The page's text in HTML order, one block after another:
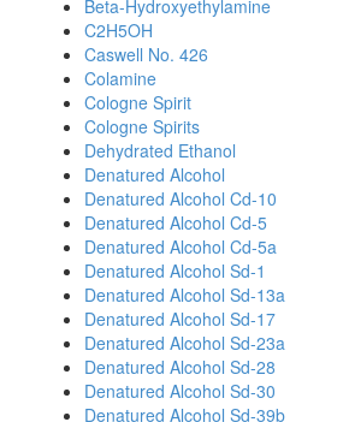
Beta-Hydroxyethylamine
C2H5OH
Caswell No. 426
Colamine
Cologne Spirit
Cologne Spirits
Dehydrated Ethanol
Denatured Alcohol
Denatured Alcohol Cd-10
Denatured Alcohol Cd-5
Denatured Alcohol Cd-5a
Denatured Alcohol Sd-1
Denatured Alcohol Sd-13a
Denatured Alcohol Sd-17
Denatured Alcohol Sd-23a
Denatured Alcohol Sd-28
Denatured Alcohol Sd-30
Denatured Alcohol Sd-39b